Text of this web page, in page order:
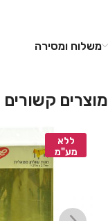
משלוח ומסירה
מוצרים קשורים
ללא
מע"מ